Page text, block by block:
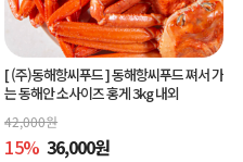
[ (주)동해항씨푸드 ]동해항씨푸드 쪄서 가
는 동해안 소사이즈 홍게 3kg 내외
42,000원
15% 36,000원